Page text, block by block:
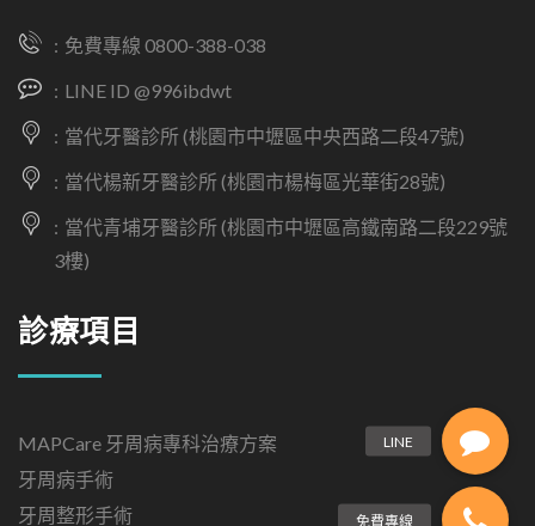
免費專線 0800-388-038
LINE ID @996ibdwt
當代牙醫診所 (桃園市中壢區中央西路二段47號)
當代楊新牙醫診所 (桃園市楊梅區光華街28號)
當代青埔牙醫診所 (桃園市中壢區高鐵南路二段229號
3樓)
診療項目
MAPCare 牙周病專科治療方案
牙周病手術
牙周整形手術